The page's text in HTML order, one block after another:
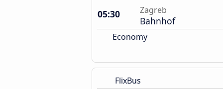
05:30
Zagreb
Bahnhof
Economy
FlixBus